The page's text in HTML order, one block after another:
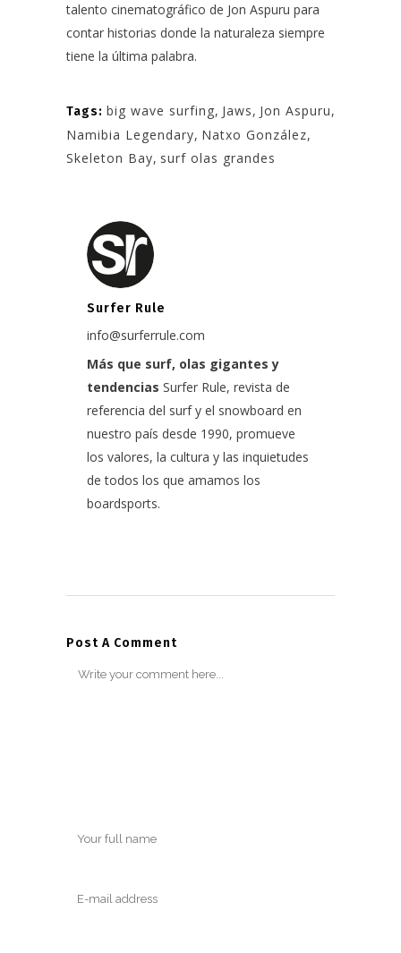
talento cinematográfico de Jon Aspuru para
contar historias donde la naturaleza siempre
tiene la última palabra.
Tags: big wave surfing, Jaws, Jon Aspuru,
Namibia Legendary, Natxo González,
Skeleton Bay, surf olas grandes
Surfer Rule
info@surferrule.com
Más que surf, olas gigantes y
tendencias Surfer Rule, revista de
referencia del surf y el snowboard en
nuestro país desde 1990, promueve
los valores, la cultura y las inquietudes
de todos los que amamos los
boardsports.
Post A Comment